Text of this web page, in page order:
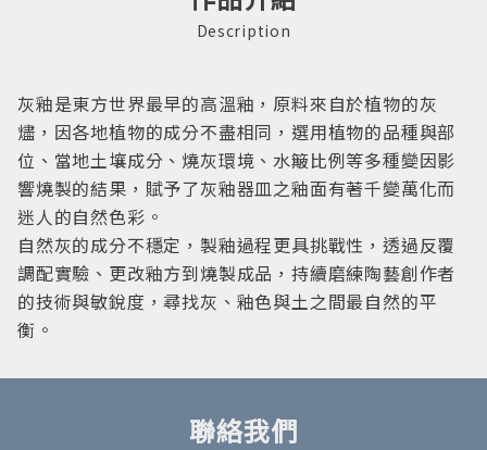
Description
灰釉是東方世界最早的高溫釉，原料來自於植物的灰
燼，因各地植物的成分不盡相同，選用植物的品種與部
位、當地土壤成分、燒灰環境、水簸比例等多種變因影
響燒製的結果，賦予了灰釉器皿之釉面有著千變萬化而
迷人的自然色彩。
自然灰的成分不穩定，製釉過程更具挑戰性，透過反覆
調配實驗、更改釉方到燒製成品，持續磨練陶藝創作者
的技術與敏銳度，尋找灰、釉色與土之間最自然的平
衡。
聯絡我們